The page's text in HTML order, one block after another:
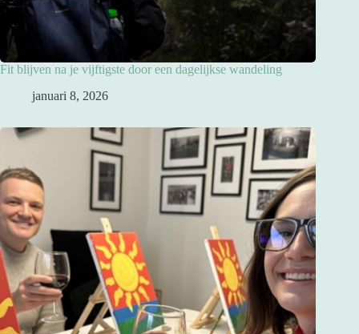
Fit blijven na je vijftigste door een dagelijkse wandeling
januari 8, 2026